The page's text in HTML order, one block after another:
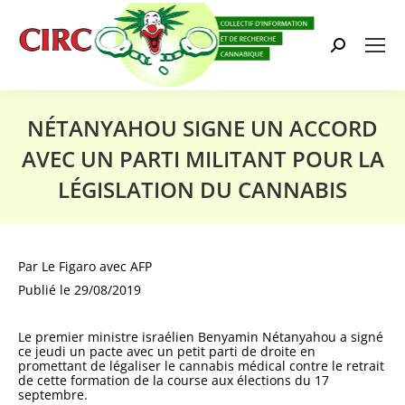
Search:
NÉTANYAHOU SIGNE UN ACCORD
AVEC UN PARTI MILITANT POUR LA
LÉGISLATION DU CANNABIS
Par Le Figaro avec AFP
Publié le 29/08/2019
Le premier ministre israélien Benyamin Nétanyahou a signé
ce jeudi un pacte avec un petit parti de droite en
promettant de légaliser le cannabis médical contre le retrait
de cette formation de la course aux élections du 17
septembre.